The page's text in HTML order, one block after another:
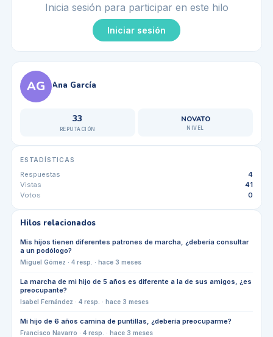
Inicia sesión para participar en este hilo
Iniciar sesión
AG Ana García
33
REPUTACIÓN
NOVATO
NIVEL
ESTADÍSTICAS
Respuestas
4
Vistas
41
Votos
0
Hilos relacionados
Mis hijos tienen diferentes patrones de marcha, ¿debería consultar
a un podólogo?
Miguel Gómez · 4resp. · hace 3 meses
La marcha de mi hijo de 5 años es diferente a la de sus amigos, ¿es
preocupante?
Isabel Fernández · 4resp. · hace 3 meses
Mi hijo de 6 años camina de puntillas, ¿debería preocuparme?
Francisco Navarro · 4resp. · hace 3 meses